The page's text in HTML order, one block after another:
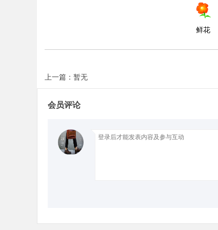
鲜花
上一篇：暂无
会员评论